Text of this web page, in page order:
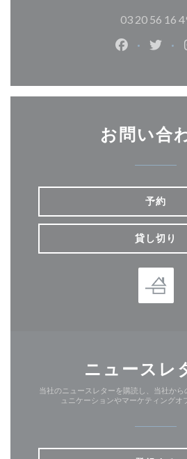
03 20 56 16
Facebook
お問い合
予約
貸し切り
ニュースレ
当社のニュースレターを購読し、当社から
ュニケーションやマーケティングオ